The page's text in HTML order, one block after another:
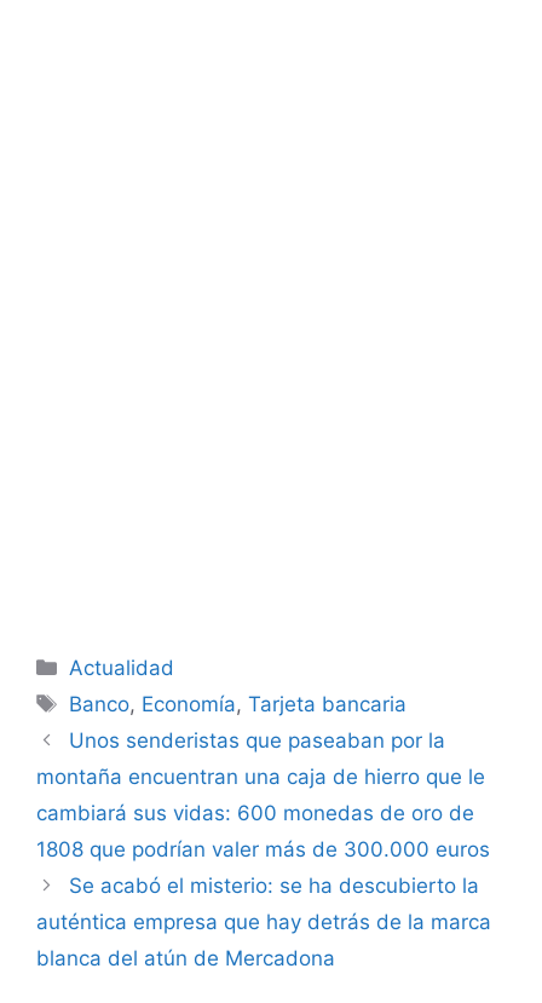
Categorías
Actualidad
Etiquetas
Banco, Economía,Tarjeta bancaria
Unos senderistas que paseaban por la
montaña encuentran una caja de hierro que le
cambiará sus vidas: 600 monedas de oro de
1808 que podrían valer más de 300.000 euros
Se acabó el misterio: se ha descubierto la
auténtica empresa que hay detrás de la marca
blanca del atún de Mercadona